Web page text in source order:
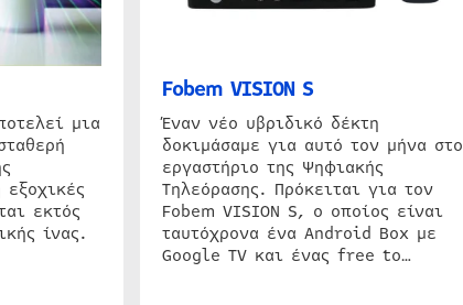
μια
εκτός
ίνας.
Fobem VISION S
Έναν νέο υβριδικό δέκτη
δοκιμάσαμε για αυτό τον μήνα στο
εργαστήριο της Ψηφιακής
Τηλεόρασης. Πρόκειται για τον
Fobem VISION S, ο οποίος είναι
ταυτόχρονα ένα Android Box με
Google TV και ένας free to…